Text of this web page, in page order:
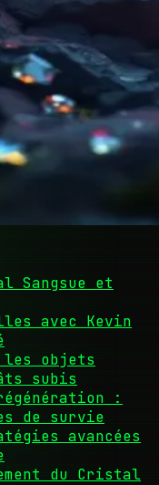
Sangsue et
avec Kevin
objets
subis
:
de survie
avancées
du Cristal